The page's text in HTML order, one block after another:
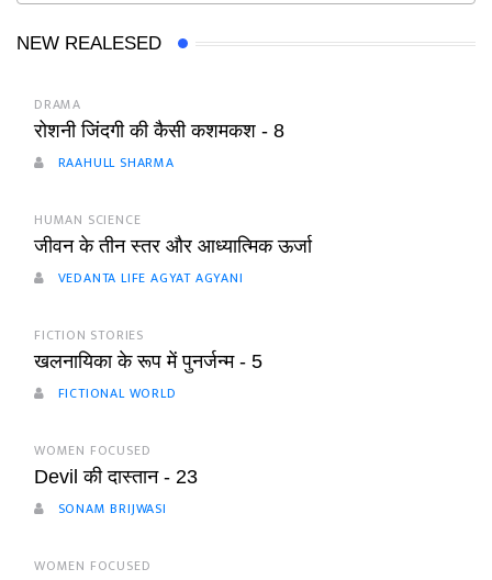
NEW REALESED
DRAMA
रोशनी जिंदगी की कैसी कशमकश - 8
RAAHULL SHARMA
HUMAN SCIENCE
जीवन के तीन स्तर और आध्यात्मिक ऊर्जा
VEDANTA LIFE AGYAT AGYANI
FICTION STORIES
खलनायिका के रूप में पुनर्जन्म - 5
FICTIONAL WORLD
WOMEN FOCUSED
Devil की दास्तान - 23
SONAM BRIJWASI
WOMEN FOCUSED